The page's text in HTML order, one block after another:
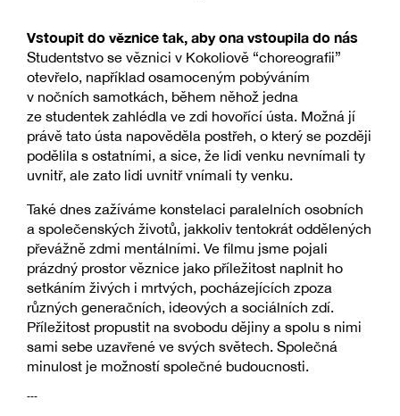
Vstoupit do věznice tak, aby ona vstoupila do nás
Studentstvo se věznici v Kokoliově “choreografii”
otevřelo, například osamoceným pobýváním
v nočních samotkách, během něhož jedna
ze studentek zahlédla ve zdi hovořící ústa. Možná jí
právě tato ústa napověděla postřeh, o který se později
podělila s ostatními, a sice, že lidi venku nevnímali ty
uvnitř, ale zato lidi uvnitř vnímali ty venku.
Také dnes zažíváme konstelaci paralelních osobních
a společenských životů, jakkoliv tentokrát oddělených
převážně zdmi mentálními. Ve filmu jsme pojali
prázdný prostor věznice jako příležitost naplnit ho
setkáním živých i mrtvých, pocházejících zpoza
různých generačních, ideových a sociálních zdí.
Příležitost propustit na svobodu dějiny a spolu s nimi
sami sebe uzavřené ve svých světech. Společná
minulost je možností společné budoucnosti.
---